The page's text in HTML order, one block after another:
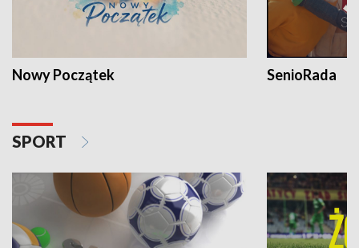
Nowy Początek SenioRada
SPORT